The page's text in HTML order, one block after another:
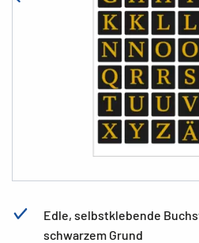
Edle, selbstklebende
schwarzem Grund